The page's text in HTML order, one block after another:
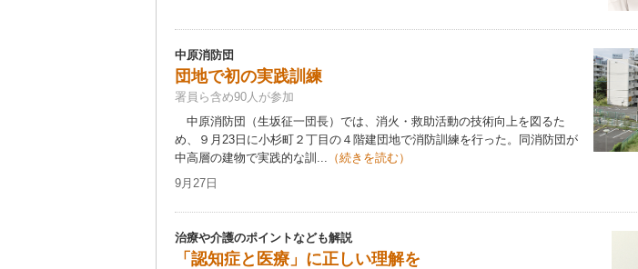
中原消防団
団地で初の実践訓練
署員ら含め90人が参加
中原消防団（生坂征一団長）では、消火・救助活動の技術向上を図るた
め、９月23日に小杉町２丁目の４階建団地で消防訓練を行った。同消防団が
中高層の建物で実践的な訓... （続きを読む）
9月27日
治療や介護のポイントなども解説
「認知症と医療」に正しい理解を